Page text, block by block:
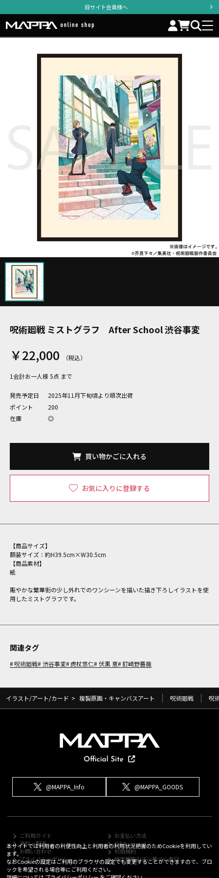
旧サイト会員様へ
呪術廻戦 ミストグラフ After School 渋谷事変
￥22,000
1会計お一人様 5点 まで
発売予定日
2025年11月下旬頃より順次出荷
ポイント
200
在庫
◎
買い物かごに入れる
お気に入りに登録する
【商品サイズ】
額装サイズ：約H39.5cm×W30.5cm
【商品素材】
紙
賑やかな繁華街の少し外れでのワンシーンを描いた描き下ろしイラストを使
用したミストグラフです。
関連タグ
呪術廻戦 渋谷事変 虎杖悠仁 伏黒 恵 釘崎野薔薇
イラスト/アート/カード > 複製原画・キャンバスアート 呪術廻戦 呪
@MAPPA_Info @MAPPA_GOODS
ご利用ガイド
お支払い方法
送料・配送
Q&A
お問い合わせ
利用規約
プライバシーポリシー
特定商取引法に基づく表記
本サイトでは利用者の利便性向上と利用者の利用状況把握のためCookieを利用してい
ます。
なおCookieの設定はご利用のブラウザの設定でも変更することができますので、ブロ
ックを希望される場合等にご利用ください。